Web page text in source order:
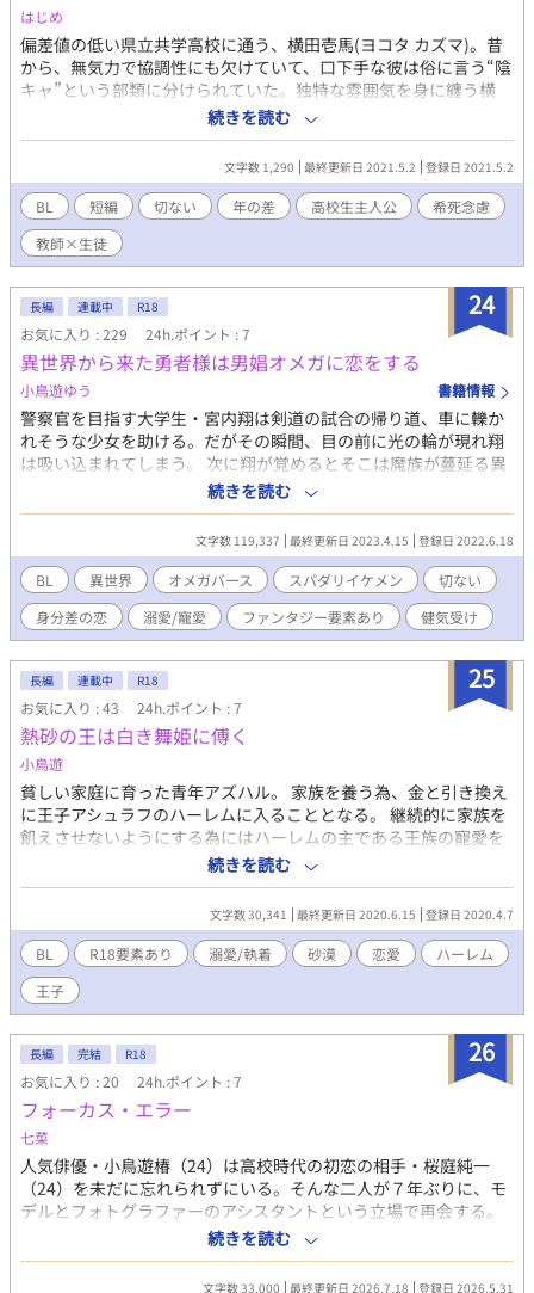
はじめ
偏差値の低い県立共学高校に通う、横田壱馬(ヨコタ カズマ)。昔
から、無気力で協調性にも欠けていて、口下手な彼は俗に言う“陰
キャ”という部類に分けられていた。独特な雰囲気を身に纏う横
田。授業態度も良く、期末試験なども毎回トップをとる彼。怠惰
によってこの高校に入学したのだった。 そんな彼は、異性じゃな
く同性に恋愛感情を持つ“同性愛者”だった。だが、気付いたのは
少し前。自分がセクマイ(セクシャルマイノリティ)だということ
に気付いた彼は、より一層、自身の殻に閉じこもる。アウティン
グ行為を恐れていた。 新学期になった頃だった。あるひとりの若
手男性教師が、この高校に赴任してきた。この若手教師は随分な
曲者だった。横田はその男性教師を見て、胸が高まるのを感じ
た。 ┈┈┈┈┈┈┈┈┈┈ 初投稿です。 暗めな作品だと思いま
す。読んでくだされば嬉しいです。 ┈┈┈┈┈┈┈┈┈┈ 登場人
物 主人公:横田 壱馬 (ヨコタ カズマ) 教師:小鳥遊 柳 (タカナシ ヤナ
ギ) 追記あります。
続きを読む
文字数 1,290 最終更新日 2021.5.2 登録日 2021.5.2
BL 短編 切ない 年の差 高校生主人公
希死念慮
教師×生徒
24
長編 連載中 R18
お気に入り : 229 24h.ポイント : 7
異世界から来た勇者様は男娼オメガに恋をする
小鳥遊ゆう 書籍情報
警察官を目指す大学生・宮内翔は剣道の試合の帰り道、車に轢か
れそうな少女を助ける。だがその瞬間、目の前に光の輪が現れ翔
は吸い込まれてしまう。 次に翔が覚めるとそこは魔族が蔓延る異
世界だった。 異世界・イブネリオ王国で勇者として扱われる翔
に、王の側近たちは世継ぎを作ってもらうため夜な夜な貴族の娘
やオメガを送り込む。 だが勇者は、付き合ってもいない人とはし
ないという真面目な性格な上、過去のトラウマから”そういう行
為”が出来ない体質になっていた。 そこで側近たちが考えたの
は、オメガの娼館一のフェロモンを持つジュリを使い勇者の”そ
れ”を勃起させる事だった。 一途で真面目なスパダリ勇者α×親を
亡くした愛を知らない意地っ張りな男娼Ω。 勇者と男娼として出
会った２人が本当の愛を知っていく物語。
続きを読む
文字数 119,337 最終更新日 2023.4.15 登録日 2022.6.18
BL 異世界 オメガバース スパダリイケメン
切ない
身分差の恋
溺愛/寵愛 ファンタジー要素あり 健気受け
25
長編 連載中 R18
お気に入り : 43 24h.ポイント : 7
熱砂の王は白き舞姫に傅く
小鳥遊
貧しい家庭に育った青年アズハル。 家族を養う為、金と引き換え
に王子アシュラフのハーレムに入ることとなる。 継続的に家族を
飢えさせないようにする為にはハーレムの主である王族の寵愛を
受ける必要があり・・ 以前小説サイトにて『熱砂の舞姫』という
タイトルで投稿していた小説です。 未完ですが腐らせておくのも
勿体ないので加筆修正（設定の変更含む）しながら少しずつ投稿
したいと思います。 稚拙な文章で気になる部分もあるかと思いま
すがお付き合い頂けると嬉しいです。
続きを読む
文字数 30,341 最終更新日 2020.6.15 登録日 2020.4.7
BL R18要素あり 溺愛/執着 砂漠 恋愛
ハーレム
王子
26
長編 完結 R18
お気に入り : 20 24h.ポイント : 7
フォーカス・エラー
七菜
人気俳優・小鳥遊椿（24）は高校時代の初恋の相手・桜庭純一
（24）を未だに忘れられずにいる。そんな二人が７年ぶりに、モ
デルとフォトグラファーのアシスタントという立場で再会する。
皆が椿に熱い眼差しを向ける中、純一だけは昔と同じく、椿に興
味がないようで…。※後半に性描写あります。
続きを読む
文字数 33,000 最終更新日 2026.7.18 登録日 2026.5.31